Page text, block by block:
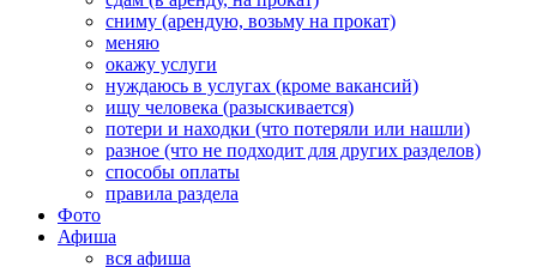
сниму (арендую, возьму на прокат)
меняю
окажу услуги
нуждаюсь в услугах (кроме вакансий)
ищу человека (разыскивается)
потери и находки (что потеряли или нашли)
разное (что не подходит для других разделов)
способы оплаты
правила раздела
Фото
Афиша
вся афиша